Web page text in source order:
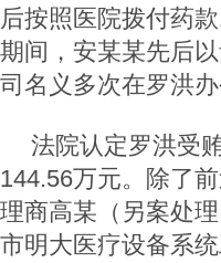
后按照医院拨付药
期间，安某某先后
司名义多次在罗洪
法院认定罗洪受
144.56万元。除了
理商高某（另案处
市明大医疗设备系